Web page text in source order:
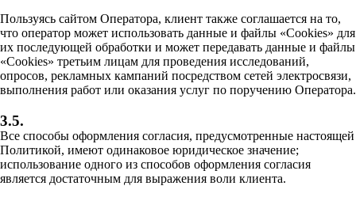
Пользуясь сайтом Оператора, клиент также соглашается на то,
что оператор может использовать данные и файлы «Cookies» для
их последующей обработки и может передавать данные и файлы
«Cookies» третьим лицам для проведения исследований,
опросов, рекламных кампаний посредством сетей электросвязи,
выполнения работ или оказания услуг по поручению Оператора.
3.5.
Все способы оформления согласия, предусмотренные настоящей
Политикой, имеют одинаковое юридическое значение;
использование одного из способов оформления согласия
является достаточным для выражения воли клиента.